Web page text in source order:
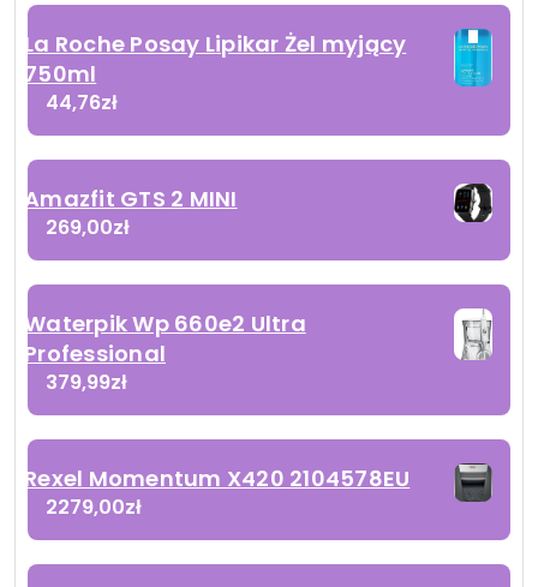
La Roche Posay Lipikar Żel myjący
750ml
44,76zł
Amazfit GTS 2 MINI
269,00zł
Waterpik Wp 660e2 Ultra
Professional
379,99zł
Rexel Momentum X420 2104578EU
2279,00zł